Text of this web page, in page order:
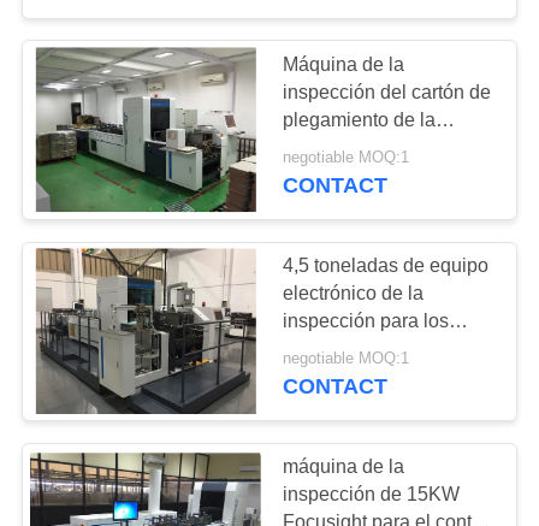
VIAJE
DE
LA
FÁBRICA
CONTROL
DE
CALIDAD
ÉNTRENOS
EN
CONTACTO
CON
máquina de la
inspección de la
impresión
30
Máquina de la
inspección de la
etiqueta
27
Máquina de la
inspección del cartón de
plegamiento de la
medicina para imprimir
la detección de los
negotiable MOQ:1
CONTACT
4,5 toneladas de equipo
electrónico de la
inspección para los
cosméticos/el cartón de
plegamiento de la
negotiable MOQ:1
CONTACT
máquina de la
inspección de 15KW
Focusight para el control